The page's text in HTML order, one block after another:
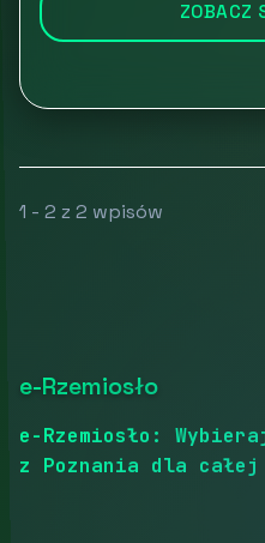
ZOBACZ
1 - 2 z 2 wpisów
e-Rzemiosło
e-Rzemiosło:
z Poznania dla